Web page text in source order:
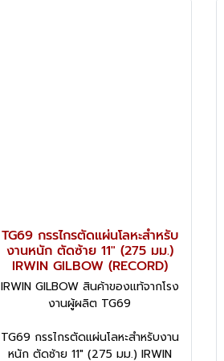
TG69 กรรไกรตัดแผ่นโลหะสำหรับ
งานหนัก ตัดซ้าย 11" (275 มม.)
IRWIN GILBOW (RECORD)
IRWIN GILBOW สินค้าของแท้จากโรง
งานผู้ผลิต TG69
TG69 กรรไกรตัดแผ่นโลหะสำหรับงาน
หนัก ตัดซ้าย 11" (275 มม.) IRWIN